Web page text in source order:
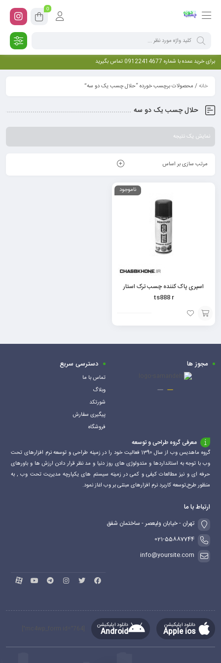
0
برای خرید عمده با شماره 09122414677 تماس بگیرید
خانه/ محصولات برچسب خورده “حلال چسب یک دو سه”
حلال چسب یک دو سه
نمایش یک نتیجه
مرتب سازی بر اساس
ناموجود
اسپری پاک کننده چسب ترک استار
ts888 r
افزودن
به
مجوز ها دسترسی سریع
تماس با ما
وبلاگ
شورتکد
پیگیری سفارش
فروشگاه
معرفی گروه طراحی و توسعه
گروه ماهدیس وب از سال 1390 فعالیت خود را در زمینه طراحی و توسعه نرم افزارهای تحت
وب با توجه به استانداردها و متدولوژی های روز دنیا و مد نظر قرار دادن ارزش ها و باورهای
حرفه ای و نیز مطالعات کیفی و کمی در زمینه سیستم های یکپارچه مدیریت تحت وب , به
منظور طرح,توسعه کاربرد نرم افزارهای مبتنی بر وب اغاز نمود.
ارتباط با ما
تهران - خیابان ولیعصر - ساختمان شفق
021-55887744
info@yoursite.com
دانلود اپلیکیشن
Apple ios
دانلود اپلیکیشن
Android